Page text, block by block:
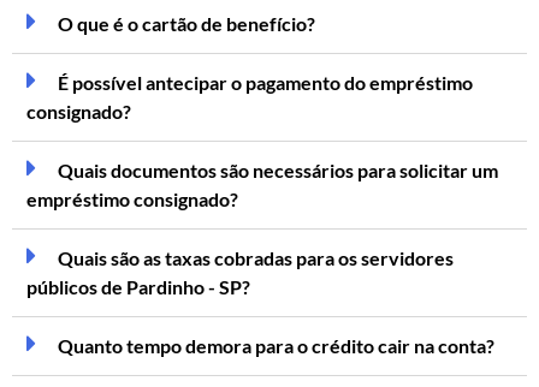
O que é o cartão de benefício?
É possível antecipar o pagamento do empréstimo
consignado?
Quais documentos são necessários para solicitar um
empréstimo consignado?
Quais são as taxas cobradas para os servidores
públicos de Pardinho - SP?
Quanto tempo demora para o crédito cair na conta?